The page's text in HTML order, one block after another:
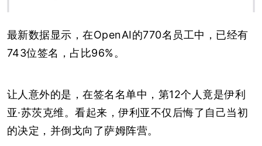
最新数据显示，在OpenAI的770名员工中，已经有
743位签名，占比96%。
让人意外的是，在签名名单中，第12个人竟是伊利
亚·苏茨克维。看起来，伊利亚不仅后悔了自己当初
的决定，并倒戈向了萨姆阵营。